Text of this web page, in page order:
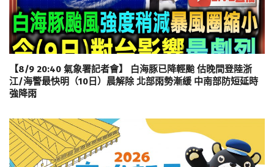
【8/9 20:40 氣象署記者會】 白海豚已降輕颱 估晚間登陸浙
江/海警最快明（10日）晨解除 北部雨勢漸緩 中南部防短延時
強降雨